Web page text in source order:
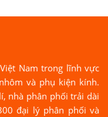
Nam trong lĩnh vực
và phụ kiện kính.
nhà phân phối trải dài
đại lý phân phối và